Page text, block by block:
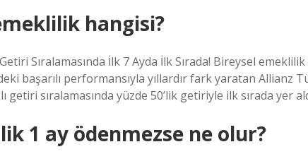
hangisi?
Sıralamasında İlk 7 Ayda İlk Sırada! Bireysel
başarılı performansıyla yıllardır fark yaratan Allianz
getiri sıralamasında yüzde 50’lik getiriyle ilk sırada yer
1 ay ödenmezse ne olur?